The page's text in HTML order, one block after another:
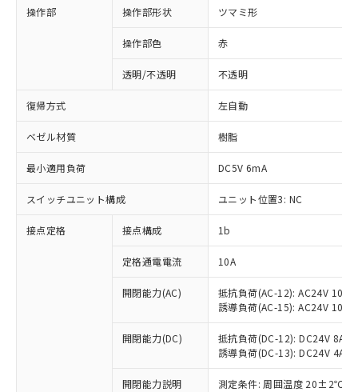
操作部 操作部形状 ツマミ形
操作部色 赤
透明/不透明 不透明
復帰方式 左自動
ベゼル材質 樹脂
最小適用負荷 DC5V 6mA
スイッチユニット構成 ユニット位置3: NC
接点定格 接点構成 1b
定格通電電流 10A
開閉能力(AC)
抵抗負荷(AC-12): AC24V 10A/
誘導負荷(AC-15): AC24V
開閉能力(DC)
抵抗負荷(DC-12): DC24V 8A/
誘導負荷(DC-13): DC24V 4A/
開閉能力説明 測定条件: 周囲温度 20±2℃、
※1 対応状況
対応済み：EU RoHS指令（10物質）の
非含有に対応した製品が提供可能な商品で
対応予定：EU RoHS指令（10物質）の非含
有に対応した製品に切り替える予定のある